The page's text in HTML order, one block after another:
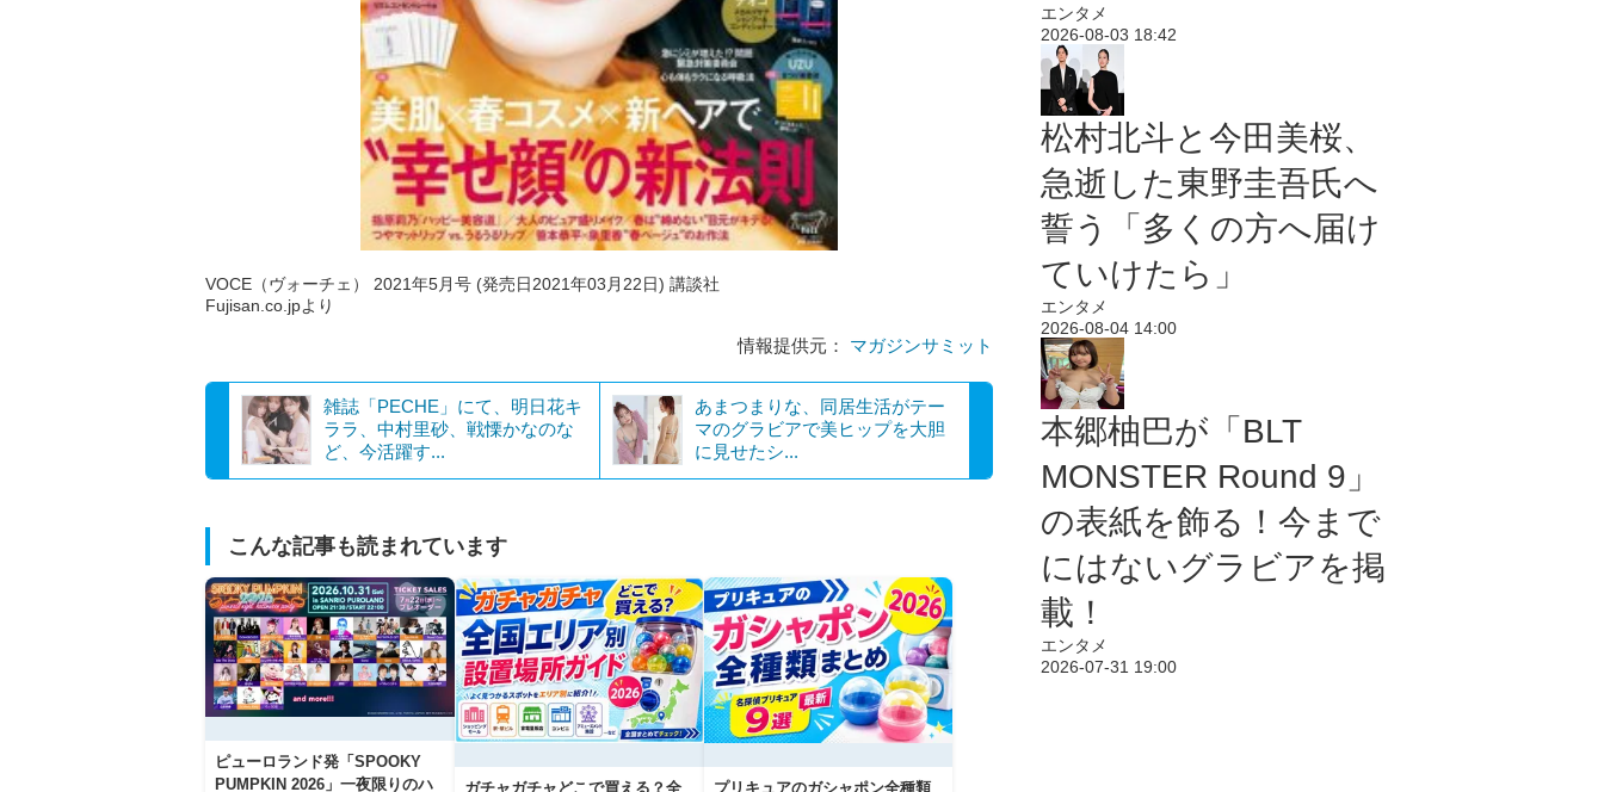
VOCE（ヴォーチェ） 2021年5月号 (発売日2021年03月22日) 講談社
Fujisan.co.jpより
情報提供元： マガジンサミット
雑誌「PECHE」にて、明日花キ
ララ、中村里砂、戦慄かなのな
ど、今活躍す...
あまつまりな、同居生活がテー
マのグラビアで美ヒップを大胆
に見せたシ...
こんな記事も読まれています
ピューロランド発「SPOOKY
PUMPKIN 2026」一夜限りのハ
ガチャガチャどこで買える？全 プリキュアのガシャポン全種類
エンタメ
2026-08-03 18:42
松村北斗と今田美桜、
急逝した東野圭吾氏へ
誓う「多くの方へ届け
ていけたら」
エンタメ
2026-08-04 14:00
本郷柚巴が「BLT
MONSTER Round 9」
の表紙を飾る！今まで
にはないグラビアを掲
載！
エンタメ
2026-07-31 19:00